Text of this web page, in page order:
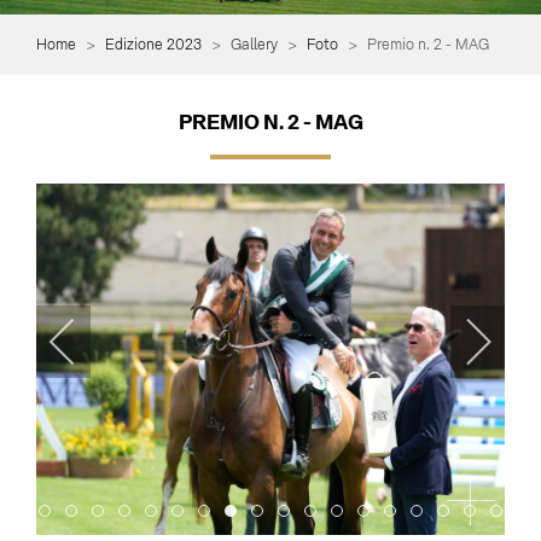
Home Edizione 2023 Gallery Foto Premio n. 2 - MAG
PREMIO N. 2 - MAG
Item 0Item 1Item 2Item 3Item 4Item 5Item 6Item 7Item 8Item 9Item 10
Item 11Item 12Item 13Item 14Item 15
Item 16Item